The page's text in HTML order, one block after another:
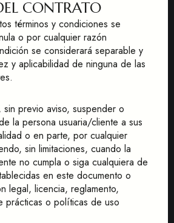
CONTRATO
términos y condiciones se
o por cualquier razón
se considerará separable y
y aplicabilidad de ninguna de las
previo aviso, suspender o
la persona usuaria/cliente a sus
o en parte, por cualquier
sin limitaciones, cuando la
no cumpla o siga cualquiera de
en este documento o
legal, licencia, reglamento,
prácticas o políticas de uso